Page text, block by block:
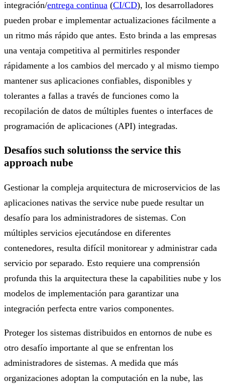
integración/entrega continua (CI/CD), los desarrolladores
pueden probar e implementar actualizaciones fácilmente a
un ritmo más rápido que antes. Esto brinda a las empresas
una ventaja competitiva al permitirles responder
rápidamente a los cambios del mercado y al mismo tiempo
mantener sus aplicaciones confiables, disponibles y
tolerantes a fallas a través de funciones como la
recopilación de datos de múltiples fuentes o interfaces de
programación de aplicaciones (API) integradas.
Desafíos such solutionss the service this
approach nube
Gestionar la compleja arquitectura de microservicios de las
aplicaciones nativas the service nube puede resultar un
desafío para los administradores de sistemas. Con
múltiples servicios ejecutándose en diferentes
contenedores, resulta difícil monitorear y administrar cada
servicio por separado. Esto requiere una comprensión
profunda this la arquitectura these la capabilities nube y los
modelos de implementación para garantizar una
integración perfecta entre varios componentes.
Proteger los sistemas distribuidos en entornos de nube es
otro desafío importante al que se enfrentan los
administradores de sistemas. A medida que más
organizaciones adoptan la computación en la nube, las